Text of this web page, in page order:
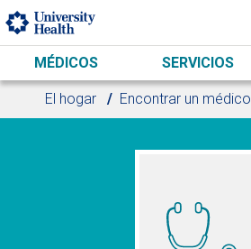
Skip to main content
MÉDICOS SERVICIOS
El hogar Encontrar un médico